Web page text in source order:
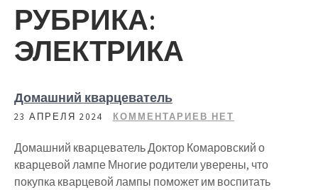
РУБРИКА:
ЭЛЕКТРИКА
Домашний кварцеватель
23 АПРЕЛЯ 2024 КОММЕНТАРИЕВ НЕТ
Домашний кварцеватель Доктор Комаровский о
кварцевой лампе Многие родители уверены, что
покупка кварцевой лампы поможет им воспитать